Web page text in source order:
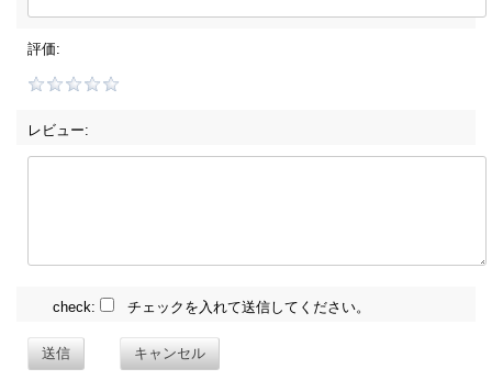
評価:
レビュー:
check: チェックを入れて送信してください。
送信 キャンセル